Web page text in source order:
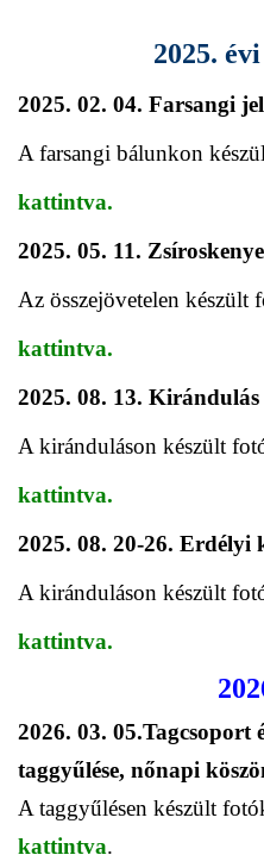
2025. évi
2025. 02. 04. Farsangi
A farsangi bálunkon
kattintva.
2025. 05. 11.
Az összejövetelen készült
kattintva.
2025. 08. 13.
A kiránduláson készült
kattintva.
2025. 08. 20-26. Erdélyi
A kiránduláson készült
kattintva.
2026. évi
2026. 03. 05.Tagcsoport
taggyűlése, nőnapi
A taggyűlésen készült
kattintva.